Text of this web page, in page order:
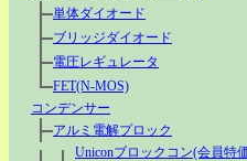
単体ダイオード
ブリッジダイオード
電圧レギュレータ
FET(N-MOS)
コンデンサー
アルミ電解プロック
Uniconブロックコン(会員特